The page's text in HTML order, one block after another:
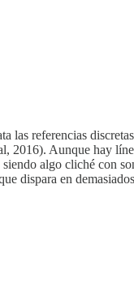
las referencias
Aunque hay
algo cliché con
dispara en